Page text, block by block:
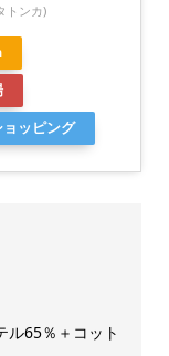
トンカ)
ッピング
ル65％＋コット